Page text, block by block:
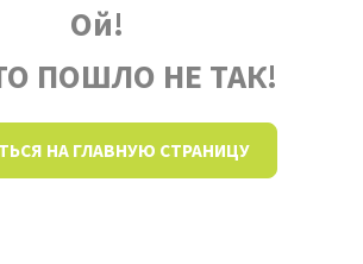
Ой!
ПОШЛО НЕ ТАК!
НА ГЛАВНУЮ СТРАНИЦУ